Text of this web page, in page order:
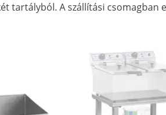
tartályból. A szállítási